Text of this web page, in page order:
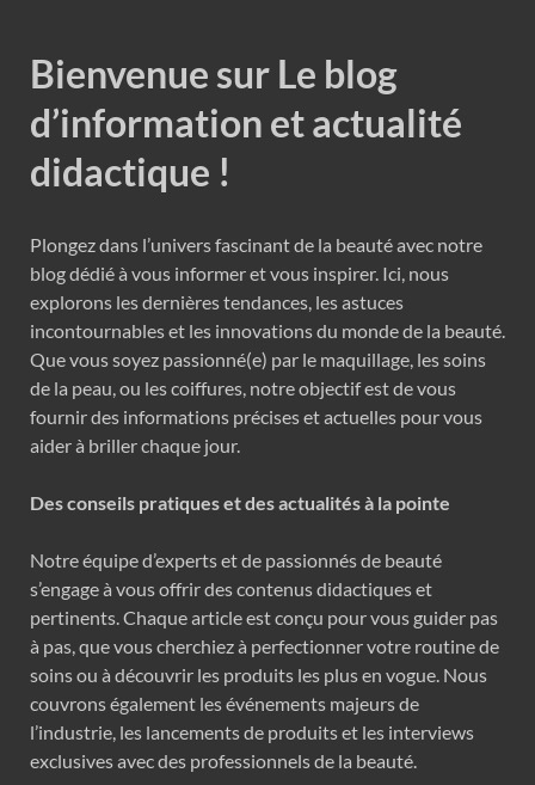
Bienvenue sur Le blog
d’information et actualité
didactique !
Plongez dans l’univers fascinant de la beauté avec notre
blog dédié à vous informer et vous inspirer. Ici, nous
explorons les dernières tendances, les astuces
incontournables et les innovations du monde de la beauté.
Que vous soyez passionné(e) par le maquillage, les soins
de la peau, ou les coiffures, notre objectif est de vous
fournir des informations précises et actuelles pour vous
aider à briller chaque jour.
Des conseils pratiques et des actualités à la pointe
Notre équipe d’experts et de passionnés de beauté
s’engage à vous offrir des contenus didactiques et
pertinents. Chaque article est conçu pour vous guider pas
à pas, que vous cherchiez à perfectionner votre routine de
soins ou à découvrir les produits les plus en vogue. Nous
couvrons également les événements majeurs de
l’industrie, les lancements de produits et les interviews
exclusives avec des professionnels de la beauté.